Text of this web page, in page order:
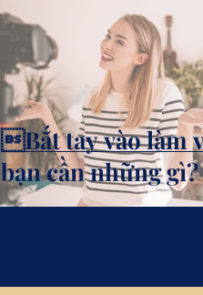
Bắt tay vào làm
bạn cần những gì?